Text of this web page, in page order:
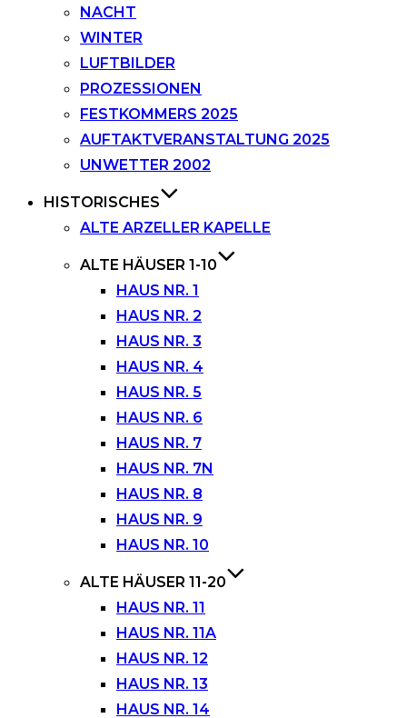
NACHT
WINTER
LUFTBILDER
PROZESSIONEN
FESTKOMMERS 2025
AUFTAKTVERANSTALTUNG 2025
UNWETTER 2002
HISTORISCHES
ALTE ARZELLER KAPELLE
ALTE HÄUSER 1-10
HAUS NR. 1
HAUS NR. 2
HAUS NR. 3
HAUS NR. 4
HAUS NR. 5
HAUS NR. 6
HAUS NR. 7
HAUS NR. 7N
HAUS NR. 8
HAUS NR. 9
HAUS NR. 10
ALTE HÄUSER 11-20
HAUS NR. 11
HAUS NR. 11A
HAUS NR. 12
HAUS NR. 13
HAUS NR. 14